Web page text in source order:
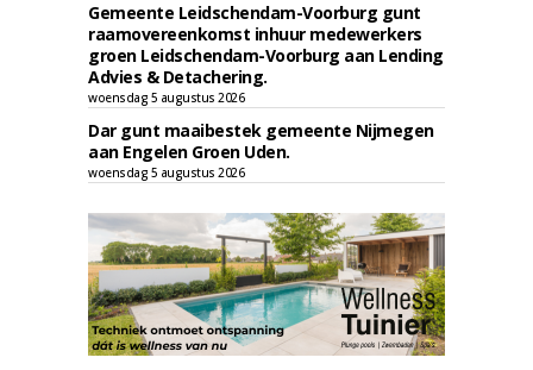
Gemeente Leidschendam-Voorburg gunt
raamovereenkomst inhuur medewerkers
groen Leidschendam-Voorburg aan Lending
Advies & Detachering.
woensdag 5 augustus 2026
Dar gunt maaibestek gemeente Nijmegen
aan Engelen Groen Uden.
woensdag 5 augustus 2026